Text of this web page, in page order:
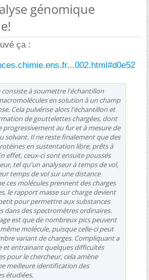
génomique
ça :
à soumettre l'échantillon
en solution à un champ
Cela pulvérise alors l'échantillon et
de gouttelettes chargées, dont
progressivement au fur et à mesure de
solvant. Il ne reste finalement que des
en sustentation libre, prêts à
effet, ceux-ci sont ensuite poussés
tel qu'un analyseur à temps de vol,
temps de vol sur une distance
ces molécules prennent des charges
le rapport masse sur charge devient
pour permettre aux substances
dans des spectromètres ordinaires.
est que de nombreux pics peuvent
molécule, puisque celle-ci peut
variant de charges. Compliquant a
et entrainant quelques difficultés
pour le chercheur, cela amène
meilleure identification des
étudiées.